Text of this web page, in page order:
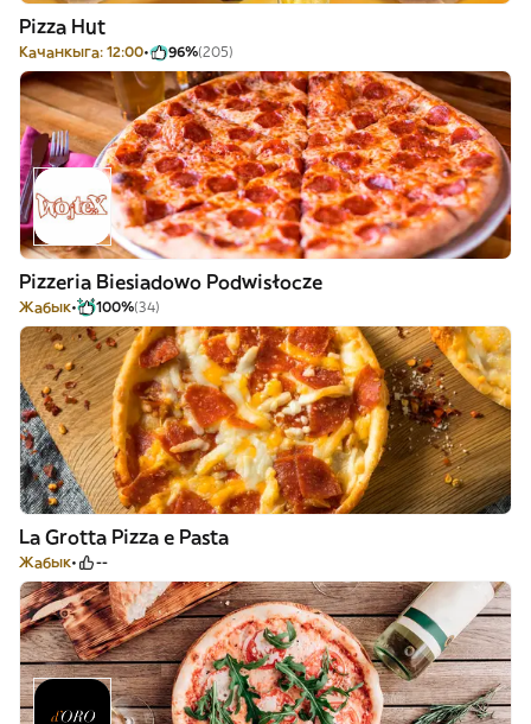
Pizza Hut
Качанкыга: 12:00 96%(205)
Pizzeria Biesiadowo Podwisłocze
Жабык 100%(34)
La Grotta Pizza e Pasta
Жабык --